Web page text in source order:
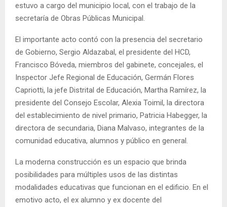
estuvo a cargo del municipio local, con el trabajo de la
secretaría de Obras Públicas Municipal.
El importante acto contó con la presencia del secretario
de Gobierno, Sergio Aldazabal, el presidente del HCD,
Francisco Bóveda, miembros del gabinete, concejales, el
Inspector Jefe Regional de Educación, Germán Flores
Capriotti, la jefe Distrital de Educación, Martha Ramírez, la
presidente del Consejo Escolar, Alexia Toimil, la directora
del establecimiento de nivel primario, Patricia Habegger, la
directora de secundaria, Diana Malvaso, integrantes de la
comunidad educativa, alumnos y público en general.
La moderna construcción es un espacio que brinda
posibilidades para múltiples usos de las distintas
modalidades educativas que funcionan en el edificio. En el
emotivo acto, el ex alumno y ex docente del